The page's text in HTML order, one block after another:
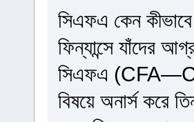
সিএফএ কেন
ফিন্যান্সে যাঁদের
সিএফএ
বিষয়ে অনার্স করে